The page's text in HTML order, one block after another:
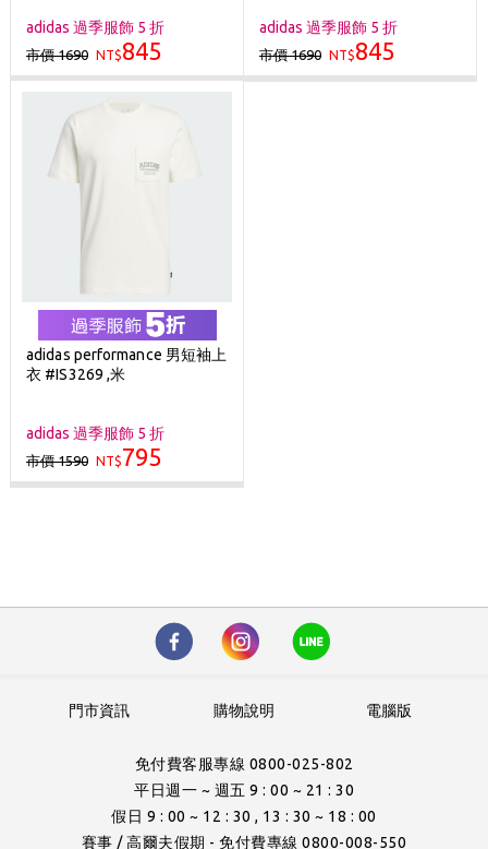
adidas 過季服飾 5 折
市價 1690 NT$845
adidas 過季服飾 5 折
市價 1690 NT$845
adidas performance 男短袖上
衣 #IS3269 ,米
adidas 過季服飾 5 折
市價 1590 NT$795
電腦版
購物說明
門市資訊
免付費客服專線 0800-025-802
平日週一 ~ 週五 9 : 00 ~ 21 : 30
假日 9 : 00 ~ 12 : 30 , 13 : 30 ~ 18 : 00
賽事 / 高爾夫假期 - 免付費專線 0800-008-550